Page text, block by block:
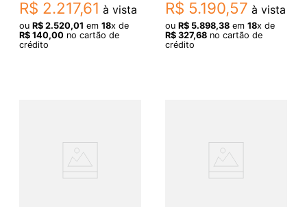
R$ 2.217,61 à vista
ou R$ 2.520,01 em 18x de
R$ 140,00no cartão de
crédito
R$ 5.190,57 à vista
ou R$ 5.898,38em 18x de
R$ 327,68no cartão de
crédito